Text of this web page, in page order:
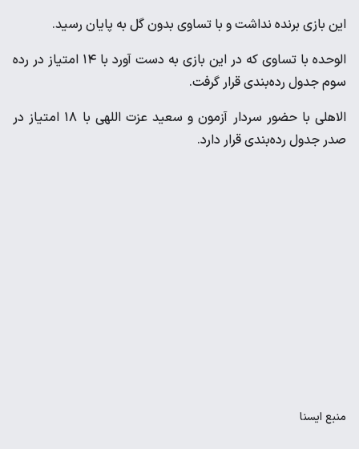
این بازی برنده نداشت و با تساوی بدون گل به پایان رسید.
الوحده با تساوی که در این بازی به دست آورد با ۱۴ امتیاز در رده
سوم جدول رده‌بندی قرار گرفت.
الاهلی با حضور سردار آزمون و سعید عزت اللهی با ۱۸ امتیاز در
صدر جدول رده‌بندی قرار دارد.
منبع ايسنا